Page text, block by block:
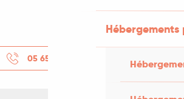
05 65 31 80